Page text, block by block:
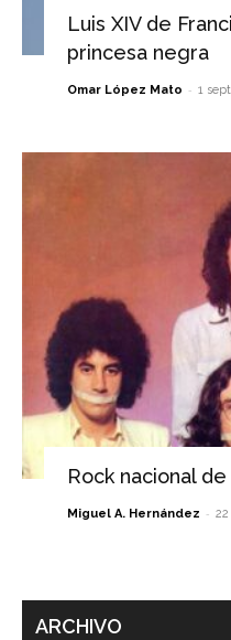
Luis XIV de
princesa negra
Omar López Mato - 1
Rock nacional de
Miguel A. Hernández -
ARCHIVO